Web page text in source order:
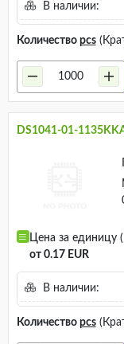
В наличии:
Количество pcs
DS1041-01-
Цена за единицу
от 0.17 EUR
В наличии:
Количество pcs